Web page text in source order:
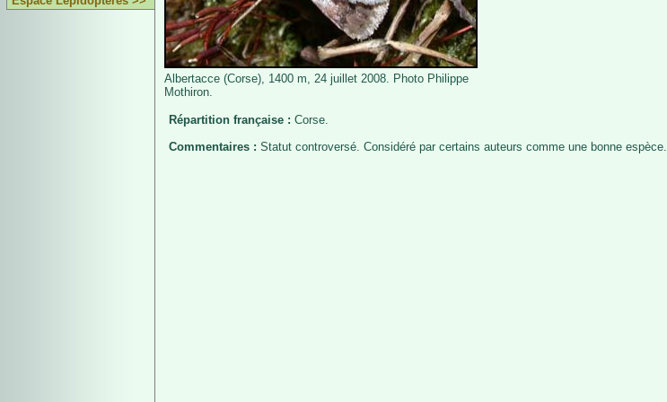
Albertacce (Corse), 1400 m, 24 juillet 2008. Photo Philippe
Mothiron.
Répartition française : Corse.
Commentaires : Statut controversé. Considéré par certains auteurs comme une bonne espèce.